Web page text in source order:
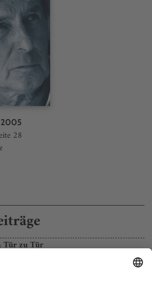
2005
28
Tür zu Tür
Philharmoniker mit Bartóks «Blaubart»
auspackt, steht das Orchester stramm.